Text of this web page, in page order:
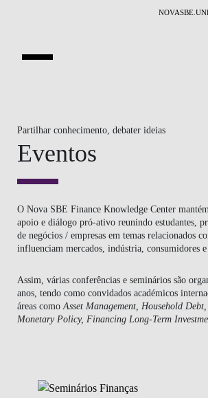
EDUCAÇÃO
FINANCE PHD EVENTS
PROJETOS
EVENTOS
NOTÍCIAS
Partilhar conhecimento, debater ideias
Eventos
O Nova SBE Finance Knowledge Center
apoio e diálogo pró-ativo reunindo estudantes,
de negócios / empresas em temas relacionados
influenciam mercados, indústria, consumidores e
Assim, várias conferências e seminários são
anos, tendo como convidados académicos
áreas como Asset Management, Household
Monetary Policy, Financing Long-Term